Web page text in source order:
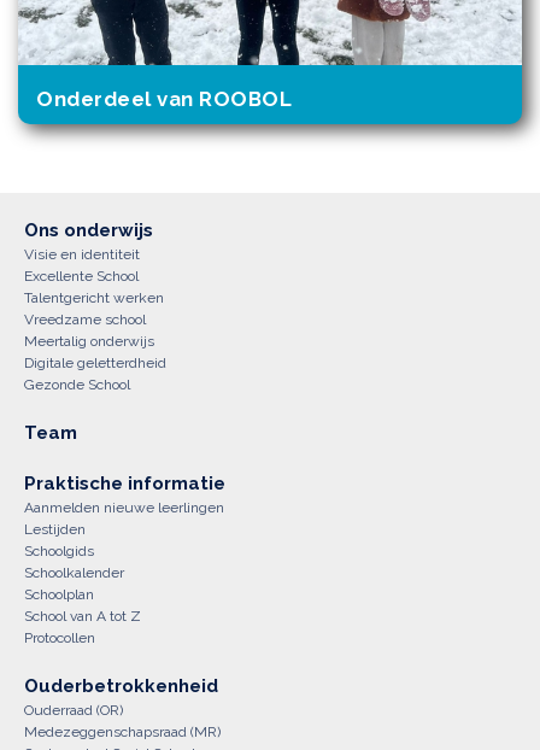
Onderdeel van ROOBOL
Ons onderwijs
Visie en identiteit
Excellente School
Talentgericht werken
Vreedzame school
Meertalig onderwijs
Digitale geletterdheid
Gezonde School
Team
Praktische informatie
Aanmelden nieuwe leerlingen
Lestijden
Schoolgids
Schoolkalender
Schoolplan
School van A tot Z
Protocollen
Ouderbetrokkenheid
Ouderraad (OR)
Medezeggenschapsraad (MR)